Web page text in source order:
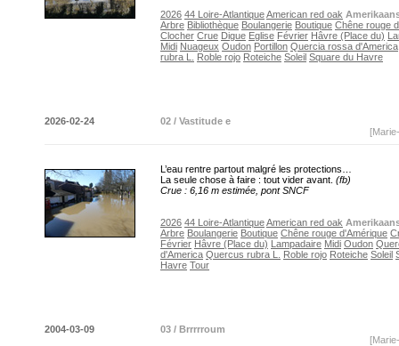
2026 44 Loire-AtlantiqueAmerican red oak
Arbre Bibliothèque Boulangerie Boutique Chêne rouge
Clocher Crue Digue Eglise Février Hâvre (Place du)
Midi Nuageux Oudon Portillon Quercia rossa d'America
rubra L.
Roble rojo Roteiche Soleil Square du Havre
2026-02-24
02 / Vastitude e
L’eau rentre partout malgré les protections…
La seule chose à faire : tout vider avant. (fb)
Crue : 6,16 m estimée, pont SNCF
2026 44 Loire-AtlantiqueAmerican red oak
Arbre Boulangerie Boutique Chêne rouge d'Amérique
Février Hâvre (Place du) Lampadaire Midi Oudon
d'America Quercus rubra L. Roble rojo Roteiche Soleil
Havre Tour
2004-03-09
03 / Brrrrroum